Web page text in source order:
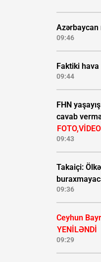
Azərbaycan
09:46
Faktiki hava
09:44
FHN
cavab
FOTO,VİDEO
09:43
Takaiçi:
09:36
Ceyhun
YENİLƏNDİ
09:29